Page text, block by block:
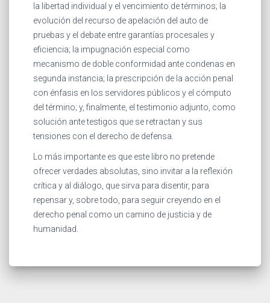
la libertad individual y el vencimiento de términos; la
evolución del recurso de apelación del auto de
pruebas y el debate entre garantías procesales y
eficiencia; la impugnación especial como
mecanismo de doble conformidad ante condenas en
segunda instancia; la prescripción de la acción penal
con énfasis en los servidores públicos y el cómputo
del término; y, finalmente, el testimonio adjunto, como
solución ante testigos que se retractan y sus
tensiones con el derecho de defensa.
Lo más importante es que este libro no pretende
ofrecer verdades absolutas, sino invitar a la reflexión
crítica y al diálogo, que sirva para disentir, para
repensar y, sobre todo, para seguir creyendo en el
derecho penal como un camino de justicia y de
humanidad.